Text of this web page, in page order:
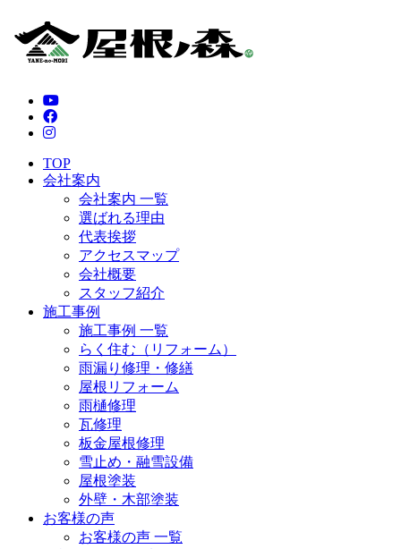
TOP
会社案内
会社案内 一覧
選ばれる理由
代表挨拶
アクセスマップ
会社概要
スタッフ紹介
施工事例
施工事例 一覧
らく住む（リフォーム）
雨漏り修理・修繕
屋根リフォーム
雨樋修理
瓦修理
板金屋根修理
雪止め・融雪設備
屋根塗装
外壁・木部塗装
お客様の声
お客様の声 一覧